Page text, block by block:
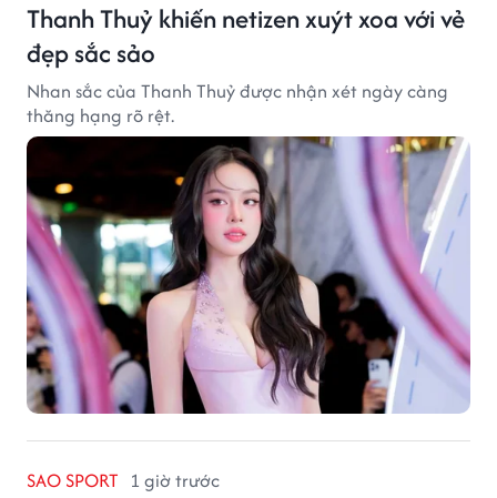
Thanh Thuỷ khiến netizen xuýt xoa với vẻ
đẹp sắc sảo
Nhan sắc của Thanh Thuỷ được nhận xét ngày càng
thăng hạng rõ rệt.
SAO SPORT 1 giờ trước